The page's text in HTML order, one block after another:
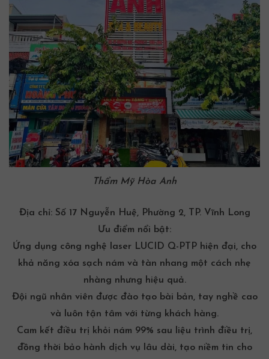
Thẩm Mỹ Hòa Anh
Địa chỉ:Số 17 Nguyễn Huệ, Phường 2, TP. Vĩnh Long
Ưu điểm nổi bật:
Ứng dụng công nghệ laser LUCID Q-PTP hiện đại, cho
khả năng xóa sạch nám và tàn nhang một cách nhẹ
nhàng nhưng hiệu quả.
Đội ngũ nhân viên được đào tạo bài bản, tay nghề cao
và luôn tận tâm với từng khách hàng.
Cam kết điều trị khỏi nám 99% sau liệu trình điều trị,
đồng thời bảo hành dịch vụ lâu dài, tạo niềm tin cho